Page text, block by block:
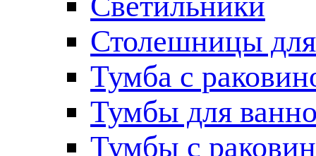
Столешницы
Тумба с
Тумбы для
Тумбы с